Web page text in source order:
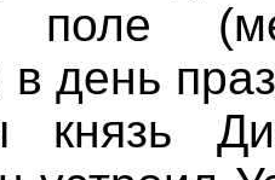
поле
день
князь